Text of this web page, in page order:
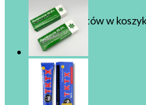
Brak produktów w